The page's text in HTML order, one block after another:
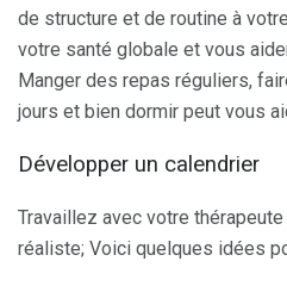
de structure et de routine à
votre santé globale et vous
Manger des repas réguliers,
jours et bien dormir peut vous
Développer un calendrier
Travaillez avec votre
réaliste; Voici quelques idées